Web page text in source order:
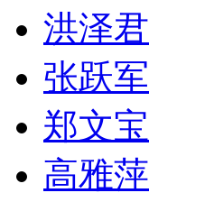
洪泽君
张跃军
郑文宝
高雅萍